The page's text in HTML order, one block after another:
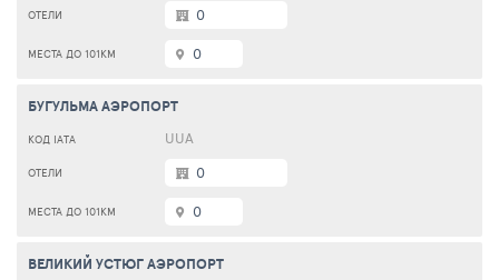
0
0
БУГУЛЬМА АЭРОПОРТ
UUA
0
0
ВЕЛИКИЙ УСТЮГ АЭРОПОРТ